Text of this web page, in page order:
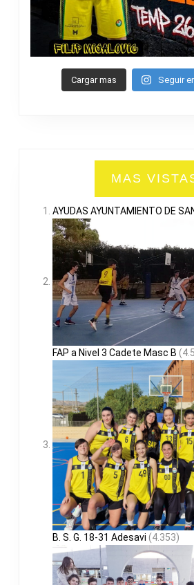
Cargar mas Seguir
MAS
AYUDAS AYUNTAMIENTO DE
FAP a Nivel 3 Cadete Masc B
B. S. G. 18-31 Adesavi (4.353)